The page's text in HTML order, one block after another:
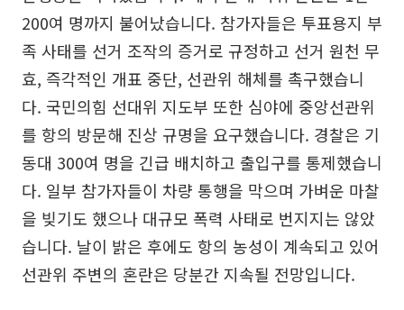
200여 명까지 불어났습니다. 참가자들은 투표용지 부
족 사태를 선거 조작의 증거로 규정하고 선거 원천 무
효, 즉각적인 개표 중단, 선관위 해체를 촉구했습니
다. 국민의힘 선대위 지도부 또한 심야에 중앙선관위
를 항의 방문해 진상 규명을 요구했습니다. 경찰은 기
동대 300여 명을 긴급 배치하고 출입구를 통제했습니
다. 일부 참가자들이 차량 통행을 막으며 가벼운 마찰
을 빚기도 했으나 대규모 폭력 사태로 번지지는 않았
습니다. 날이 밝은 후에도 항의 농성이 계속되고 있어
선관위 주변의 혼란은 당분간 지속될 전망입니다.